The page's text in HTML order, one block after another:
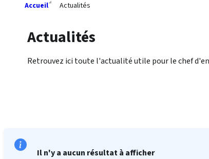
Accueil Actualités
Actualités
Retrouvez ici toute l'actualité utile pour le chef
Il n'y a aucun résultat à afficher